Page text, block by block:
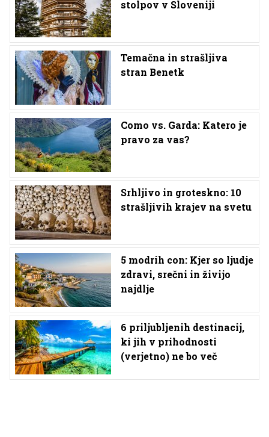
stolpov v Sloveniji
Temačna in strašljiva
stran Benetk
Como vs. Garda: Katero je
pravo za vas?
Srhljivo in groteskno: 10
strašljivih krajev na svetu
5 modrih con: Kjer so ljudje
zdravi, srečni in živijo
najdlje
6 priljubljenih destinacij,
ki jih v prihodnosti
(verjetno) ne bo več